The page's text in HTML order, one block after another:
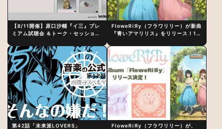
【8/11開催】原口沙輔『イ三』プレ
ミアム試聴会 ＆トーク・セッション
制作秘話
FloweRiЯy（フラワリリー）が新曲
『青いアマリリス』をリリース！1st
第42話「未来派LOVERS」
FloweRiЯy（フラワリリー）が、